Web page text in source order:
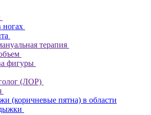
ногах
терапия
фигуры
(ЛОР)
(коричневые пятна) в области